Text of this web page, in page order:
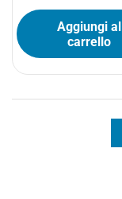
Aggiungi al
carrello